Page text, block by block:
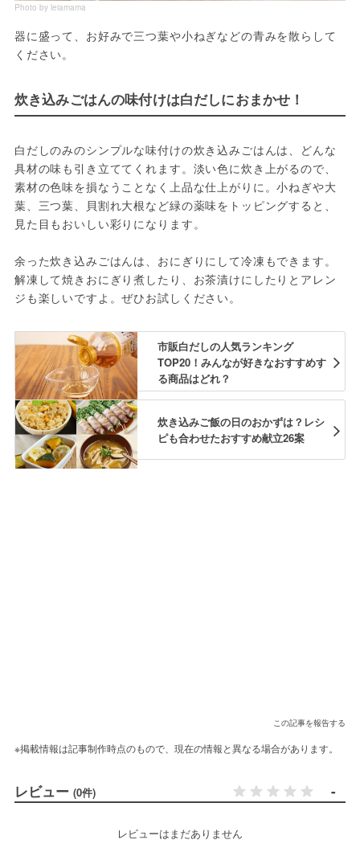
Photo by leiamama
器に盛って、お好みで三つ葉や小ねぎなどの青みを散らして
ください。
炊き込みごはんの味付けは白だしにおまかせ！
白だしのみのシンプルな味付けの炊き込みごはんは、どんな
具材の味も引き立ててくれます。淡い色に炊き上がるので、
素材の色味を損なうことなく上品な仕上がりに。小ねぎや大
葉、三つ葉、貝割れ大根など緑の薬味をトッピングすると、
見た目もおいしい彩りになります。
余った炊き込みごはんは、おにぎりにして冷凍もできます。
解凍して焼きおにぎり煮したり、お茶漬けにしたりとアレン
ジも楽しいですよ。ぜひお試しください。
市販白だしの人気ランキング
TOP20！みんなが好きなおすすめす
る商品はどれ？
炊き込みご飯の日のおかずは？レシ
ピも合わせたおすすめ献立26案
この記事を報告する
※掲載情報は記事制作時点のもので、現在の情報と異なる場合があります。
レビュー (0件) -
レビューはまだありません